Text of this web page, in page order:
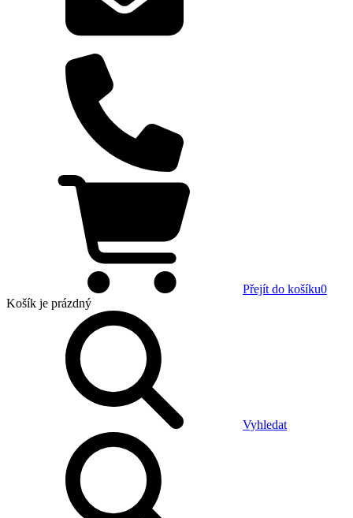
Přejít do košíku0
Košík je prázdný
Vyhledat